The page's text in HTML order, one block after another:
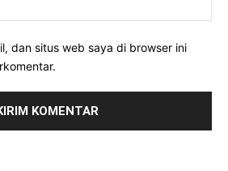
dan situs web saya di browser ini